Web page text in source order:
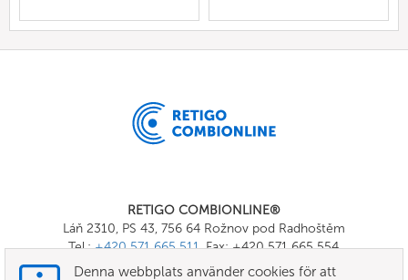
RETIGO COMBIONLINE®
Láň 2310, PS 43, 756 64 Rožnov pod Radhoštěm
Tel.:+420 571 665 511, Fax: +420 571 665 554
E-mail:
info@combionline.com
Denna webbplats använder cookies för att